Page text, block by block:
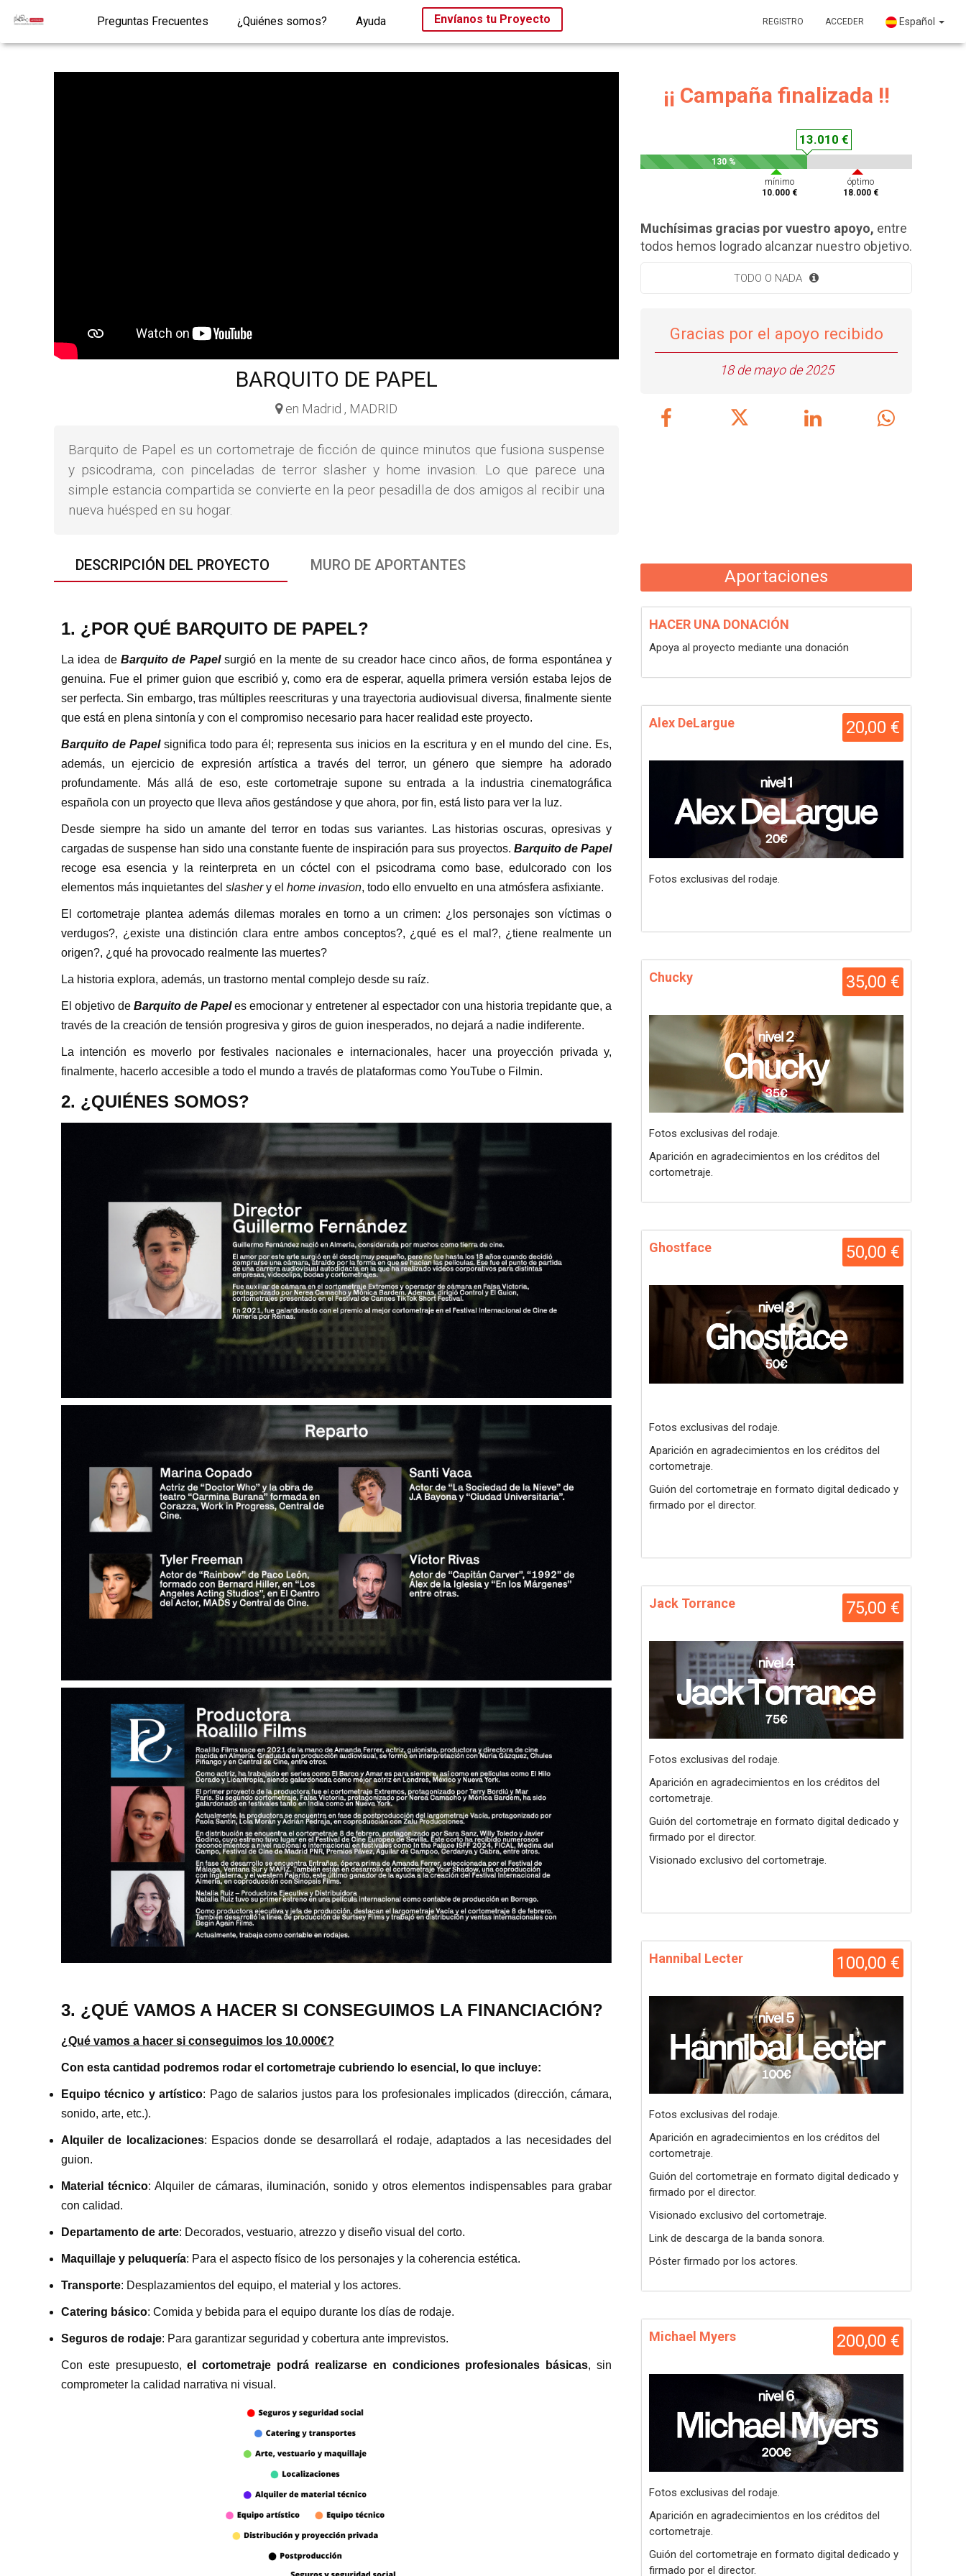
Preguntas Frecuentes ¿Quiénes somos? Ayuda Envíanos tu Proyecto REGISTRO ACCEDER Español
BARQUITO DE PAPEL
en Madrid , MADRID
Barquito de Papel es un cortometraje de ficción de quince minutos que fusiona suspense
y psicodrama, con pinceladas de terror slasher y home invasion. Lo que parece una
simple estancia compartida se convierte en la peor pesadilla de dos amigos al recibir una
nueva huésped en su hogar.
¡¡ Campaña finalizada !!
13.010 €
130 %
mínimo
10.000 €
óptimo
18.000 €
Muchísimas gracias por vuestro apoyo, entre
todos hemos logrado alcanzar nuestro objetivo.
TODO O NADA
Gracias por el apoyo recibido
18 de mayo de 2025
DESCRIPCIÓN DEL PROYECTO MURO DE APORTANTES
1. ¿POR QUÉ BARQUITO DE PAPEL?
La idea de Barquito de Papel surgió en la mente de su creador hace cinco años, de forma espontánea y
genuina. Fue el primer guion que escribió y, como era de esperar, aquella primera versión estaba lejos de
ser perfecta. Sin embargo, tras múltiples reescrituras y una trayectoria audiovisual diversa, finalmente siente
que está en plena sintonía y con el compromiso necesario para hacer realidad este proyecto.
Barquito de Papel significa todo para él; representa sus inicios en la escritura y en el mundo del cine. Es,
además, un ejercicio de expresión artística a través del terror, un género que siempre ha adorado
profundamente. Más allá de eso, este cortometraje supone su entrada a la industria cinematográfica
española con un proyecto que lleva años gestándose y que ahora, por fin, está listo para ver la luz.
Desde siempre ha sido un amante del terror en todas sus variantes. Las historias oscuras, opresivas y
cargadas de suspense han sido una constante fuente de inspiración para sus proyectos. Barquito de Papel
recoge esa esencia y la reinterpreta en un cóctel con el psicodrama como base, edulcorado con los
elementos más inquietantes del slashery el home invasion, todo ello envuelto en una atmósfera asfixiante.
El cortometraje plantea además dilemas morales en torno a un crimen: ¿los personajes son víctimas o
verdugos?, ¿existe una distinción clara entre ambos conceptos?, ¿qué es el mal?, ¿tiene realmente un
origen?, ¿qué ha provocado realmente las muertes?
La historia explora, además, un trastorno mental complejo desde su raíz.
El objetivo deBarquito de Papeles emocionar y entretener al espectador con una historia trepidante que, a
través de la creación de tensión progresiva y giros de guion inesperados, no dejará a nadie indiferente.
La intención es moverlo por festivales nacionales e internacionales, hacer una proyección privada y,
finalmente, hacerlo accesible a todo el mundo a través de plataformas como YouTube o Filmin.
2. ¿QUIÉNES SOMOS?
3. ¿QUÉ VAMOS A HACER SI CONSEGUIMOS LA FINANCIACIÓN?
¿Qué vamos a hacer si conseguimos los 10.000€?
Con esta cantidad podremos rodar el cortometraje cubriendo lo esencial, lo que incluye:
Equipo técnico y artístico: Pago de salarios justos para los profesionales implicados (dirección, cámara,
sonido, arte, etc.).
Alquiler de localizaciones: Espacios donde se desarrollará el rodaje, adaptados a las necesidades del
guion.
Material técnico: Alquiler de cámaras, iluminación, sonido y otros elementos indispensables para grabar
con calidad.
Departamento de arte: Decorados, vestuario, atrezzo y diseño visual del corto.
Maquillaje y peluquería: Para el aspecto físico de los personajes y la coherencia estética.
Transporte: Desplazamientos del equipo, el material y los actores.
Catering básico: Comida y bebida para el equipo durante los días de rodaje.
Seguros de rodaje: Para garantizar seguridad y cobertura ante imprevistos.
Con este presupuesto,el cortometraje podrá realizarse en condiciones profesionales básicas, sin
comprometer la calidad narrativa ni visual.
Aportaciones
HACER UNA DONACIÓN
Apoya al proyecto mediante una donación
20,00 €
Alex DeLargue
Fotos exclusivas del rodaje.
35,00 €
Chucky
Fotos exclusivas del rodaje.
Aparición en agradecimientos en los créditos del
cortometraje.
50,00 €
Ghostface
Fotos exclusivas del rodaje.
Aparición en agradecimientos en los créditos del
cortometraje.
Guión del cortometraje en formato digital dedicado y
firmado por el director.
75,00 €
Jack Torrance
Fotos exclusivas del rodaje.
Aparición en agradecimientos en los créditos del
cortometraje.
Guión del cortometraje en formato digital dedicado y
firmado por el director.
Visionado exclusivo del cortometraje.
100,00 €
Hannibal Lecter
Fotos exclusivas del rodaje.
Aparición en agradecimientos en los créditos del
cortometraje.
Guión del cortometraje en formato digital dedicado y
firmado por el director.
Visionado exclusivo del cortometraje.
Link de descarga de la banda sonora.
Póster firmado por los actores.
200,00 €
Michael Myers
Fotos exclusivas del rodaje.
Aparición en agradecimientos en los créditos del
cortometraje.
Guión del cortometraje en formato digital dedicado y
firmado por el director.